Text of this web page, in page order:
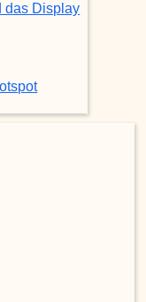
das Display